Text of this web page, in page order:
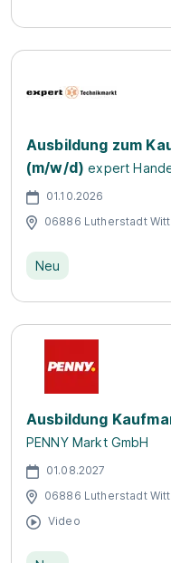
Ausbildung zum
(m/w/d) expert
01.10.2026
06886 Lutherstadt
Neu
Ausbildung
PENNY Markt GmbH
01.08.2027
06886 Lutherstadt
Video